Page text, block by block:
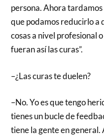
persona. Ahora
que podamos reducirlo a
cosas a nivel profesional
fueran así las curas”.
–¿Las curas te duelen?
–No. Yo es que tengo
tienes un bucle de
tiene la gente en